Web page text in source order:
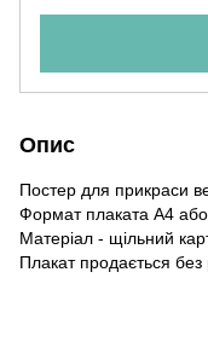
Опис
Постер для прикраси
Формат плаката А4
Матеріал - щільний
Плакат продається без